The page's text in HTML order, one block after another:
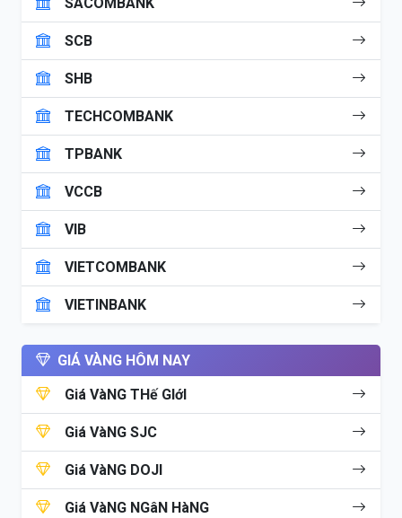
SCB
SHB
TECHCOMBANK
TPBANK
VCCB
VIB
VIETCOMBANK
VIETINBANK
GIÁ VÀNG HÔM NAY
Giá VàNG THế GIớI
Giá VàNG SJC
Giá VàNG DOJI
Giá VàNG NGâN HàNG